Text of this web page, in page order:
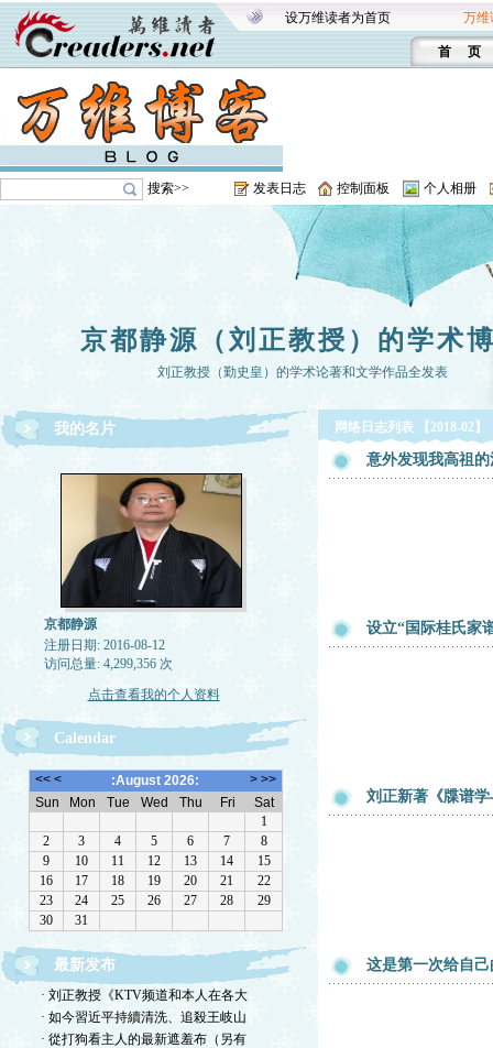
设万维读者为首页 万维
首 页
搜索>> 发表日志 控制面板 个人相册
京都静源（刘正教授）的学术
刘正教授（勤史皇）的学术论著和文学作品全发表
我的名片
京都静源
注册日期: 2016-08-12
访问总量: 4,299,356 次
点击查看我的个人资料
Calendar
最新发布
· 刘正教授《KTV频道和本人在各大
· 如今習近平持續清洗、追殺王岐山
· 從打狗看主人的最新遮羞布（另有
网络日志列表 【2018-02】
意外发现我高祖
设立“国际桂氏家
刘正新著《牒谱
这是第一次给自